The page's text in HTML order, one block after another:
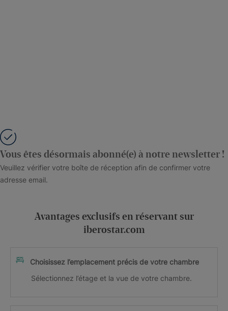
Vous êtes désormais abonné(e) à notre newsletter !
Veuillez vérifier votre boîte de réception afin de confirmer votre
adresse email.
Avantages exclusifs en réservant sur
iberostar.com
Choisissez l’emplacement précis de votre chambre
Sélectionnez l’étage et la vue de votre chambre.